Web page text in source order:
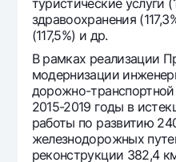
здравоохранения
(117,5%) и др.
В рамках реализации
модернизации
дорожно-
2015-2019 годы в
работы по развитию
железнодорожных
реконструкции 382,4